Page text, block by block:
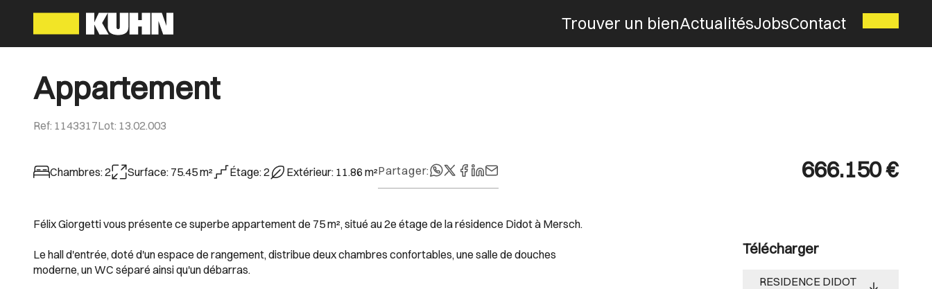
Appartement
Ref: 1143317Lot: 13.02.003
Chambres:2 Surface: 75.45m² Étage:2 Extérieur: 11.86 m²Partager:
Félix Giorgetti vous présente ce superbe appartement de 75 m², situé au 2e étage de la résidence Didot à Mersch.
Le hall d'entrée, doté d'un espace de rangement, distribue deux chambres confortables, une salle de douches
moderne, un WC séparé ainsi qu'un débarras.
666.150 €
Télécharger
RESIDENCE DIDOT
Trouver un bienActualitésJobsContact
Menu